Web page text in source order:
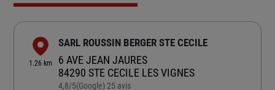
1.26 km
SARL ROUSSIN BERGER STE CECILE
6 AVE JEAN JAURES
84290 STE CECILE LES VIGNES
4,8/5Note de 4.8 sur 5
(Google) 25 avis